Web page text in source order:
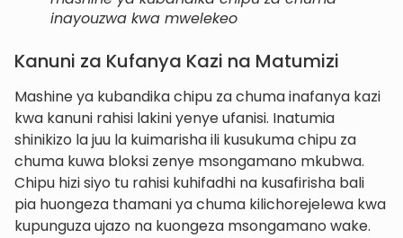
inayouzwa kwa mwelekeo
Kanuni za Kufanya Kazi na Matumizi
Mashine ya kubandika chipu za chuma inafanya kazi
kwa kanuni rahisi lakini yenye ufanisi. Inatumia
shinikizo la juu la kuimarisha ili kusukuma chipu za
chuma kuwa bloksi zenye msongamano mkubwa.
Chipu hizi siyo tu rahisi kuhifadhi na kusafirisha bali
pia huongeza thamani ya chuma kilichorejelewa kwa
kupunguza ujazo na kuongeza msongamano wake.